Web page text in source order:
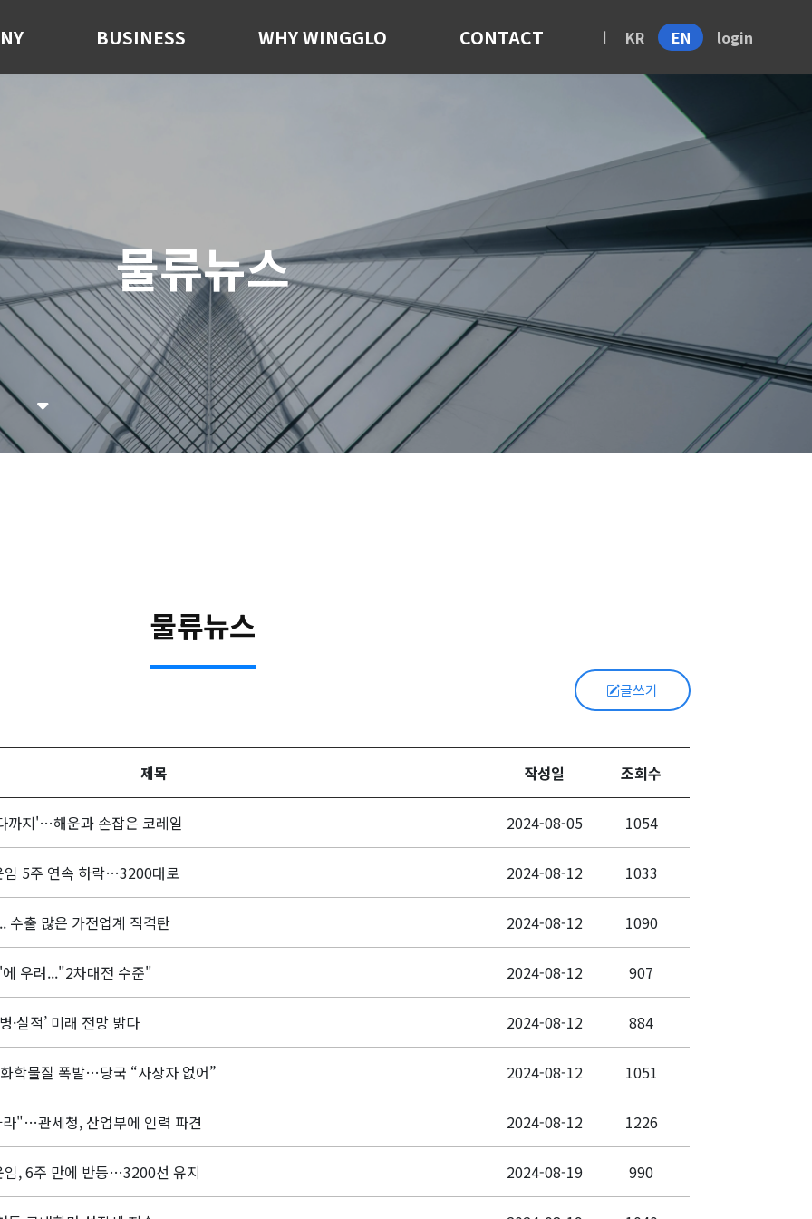
BUSINESS WHY WINGGLO CONTACT KR EN login
물류뉴스
물류뉴스
글쓰기
제목 작성일 조회수
까지'…해운과 손잡은 코레일 2024-08-05 1054
5주 연속 하락…3200대로 2024-08-12 1033
수출 많은 가전업계 직격탄 2024-08-12 1090
우려..."2차대전 수준" 2024-08-12 907
·실적’ 미래 전망 밝다 2024-08-12 884
학물질 폭발…당국 “사상자 없어” 2024-08-12 1051
"…관세청, 산업부에 인력 파견 2024-08-12 1226
, 6주 만에 반등…3200선 유지 2024-08-19 990